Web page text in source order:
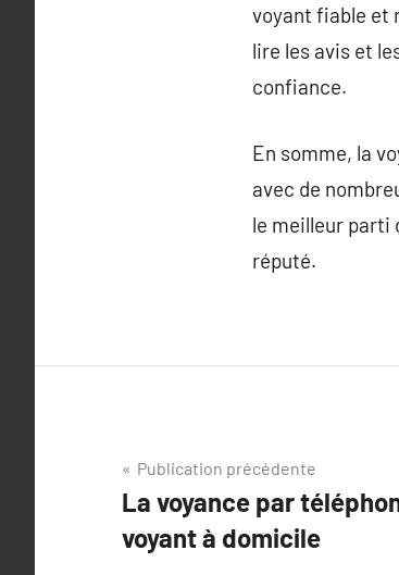
voyant fiable et
lire les avis et
confiance.
En somme, la
avec de
le meilleur parti
réputé.
Navigation
de
l’article
Publication précédente
La voyance par
voyant à domicile